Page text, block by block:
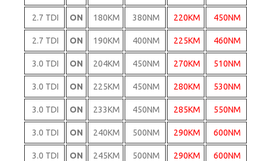
2.7 TDI ON 180KM 380NM 220KM 450NM
2.7 TDI ON 190KM 400NM 225KM 460NM
3.0 TDI ON 204KM 450NM 270KM 510NM
3.0 TDI ON 225KM 450NM 280KM 530NM
3.0 TDI ON 233KM 450NM 285KM 550NM
3.0 TDI ON 240KM 500NM 290KM 600NM
3.0 TDI ON 245KM 500NM 290KM 600NM